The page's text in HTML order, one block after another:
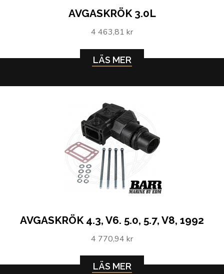
AVGASKRÖK 3.0L
4 463,81 kr
LÄS MER
AVGASKRÖK 4.3, V6. 5.0, 5.7, V8, 1992
4 770,94 kr
LÄS MER